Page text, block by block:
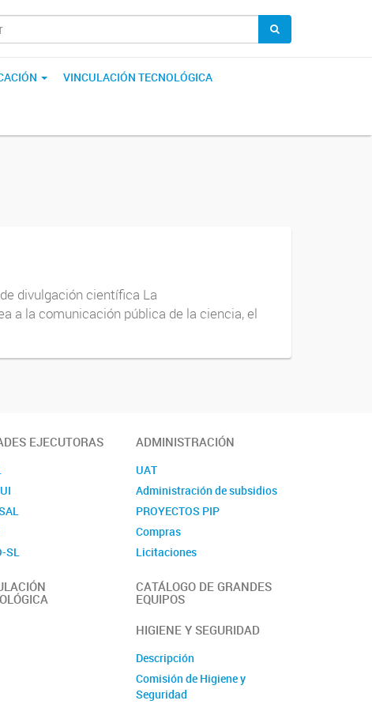
VINCULACIÓN TECNOLÓGICA
divulgación científica La
a la comunicación pública de la ciencia, el
EJECUTORAS
SL
ADMINISTRACIÓN
UAT
Administración de subsidios
PROYECTOS PIP
Compras
Licitaciones
CATÁLOGO DE GRANDES
EQUIPOS
HIGIENE Y SEGURIDAD
Descripción
Comisión de Higiene y
Seguridad